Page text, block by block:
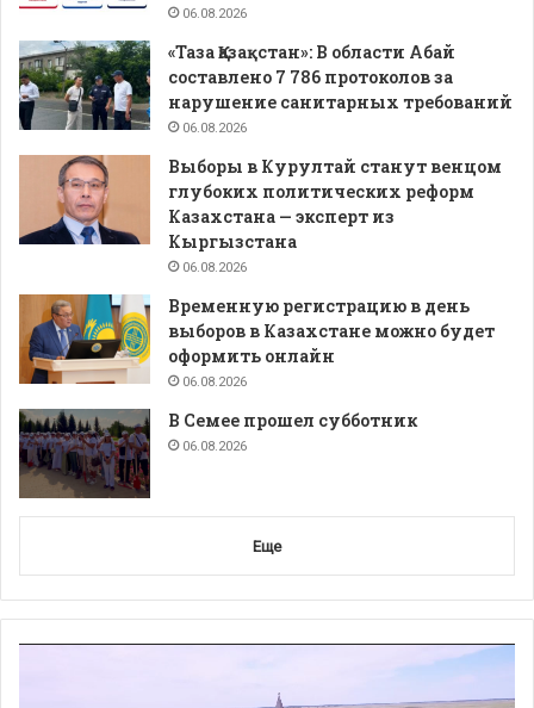
06.08.2026
«Таза Қазақстан»: В области Абай
составлено 7 786 протоколов за
нарушение санитарных требований
06.08.2026
Выборы в Курултай станут венцом
глубоких политических реформ
Казахстана — эксперт из
Кыргызстана
06.08.2026
Временную регистрацию в день
выборов в Казахстане можно будет
оформить онлайн
06.08.2026
В Семее прошел субботник
06.08.2026
Еще